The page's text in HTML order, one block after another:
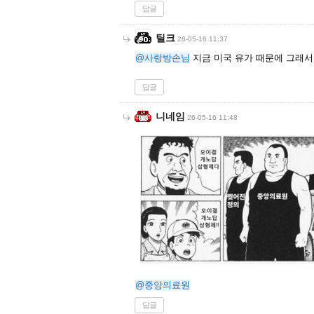
답글
틸크 26-05-16 11:37
@사랑방손님 지금 미국 유가 때문에 그래
답글
니네임 26-05-16 11:48
@중앙의료원
답글